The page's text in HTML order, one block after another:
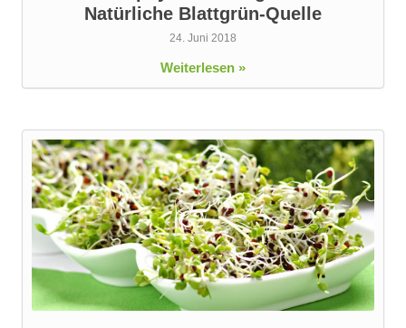
Natürliche Blattgrün-Quelle
24. Juni 2018
Weiterlesen »